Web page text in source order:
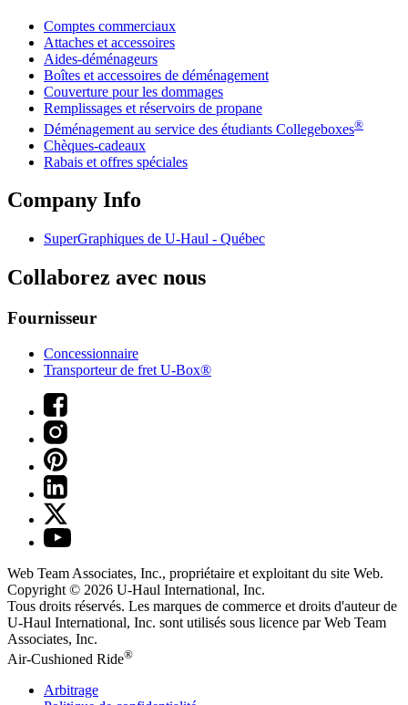
Comptes commerciaux
Attaches et accessoires
Aides-déménageurs
Boîtes et accessoires de déménagement
Couverture pour les dommages
Remplissages et réservoirs de propane
Déménagement au service des étudiants Collegeboxes®
Chèques-cadeaux
Rabais et offres spéciales
Company Info
SuperGraphiques de U-Haul - Québec
Collaborez avec nous
Fournisseur
Concessionnaire
Transporteur de fret U-Box®
Web Team Associates, Inc., propriétaire et exploitant du site Web.
Copyright © 2026 U-Haul International, Inc.
Tous droits réservés. Les marques de commerce et droits d'auteur de
U-Haul International, Inc. sont utilisés sous licence par Web Team
Associates, Inc.
Air-Cushioned Ride®
Arbitrage